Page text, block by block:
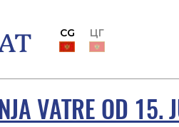
CG ЦГ
VATRE OD 15.